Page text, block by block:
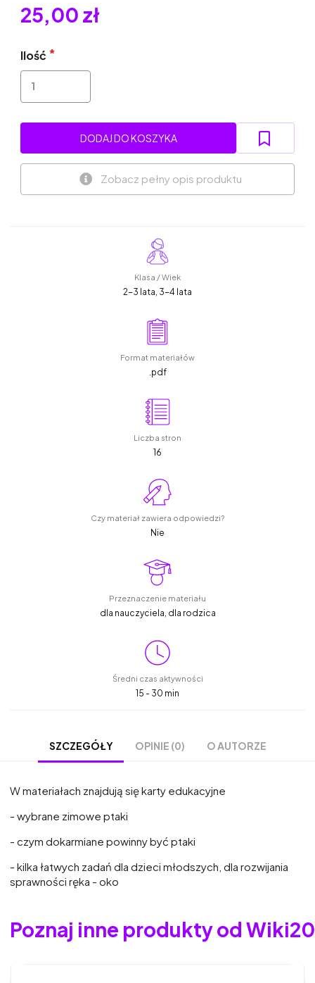
25,00 zł
Ilość
DODAJ DO KOSZYKA
Zobacz pełny opis produktu
Klasa / Wiek
2-3 lata, 3-4 lata
Format materiałów
.pdf
Liczba stron
16
Czy materiał zawiera odpowiedzi?
Nie
Przeznaczenie materiału
dla nauczyciela, dla rodzica
Średni czas aktywności
15 - 30 min
SZCZEGÓŁY OPINIE (0) O AUTORZE
W materiałach znajdują się karty edukacyjne
- wybrane zimowe ptaki
- czym dokarmiane powinny być ptaki
- kilka łatwych zadań dla dzieci młodszych, dla rozwijania
sprawności ręka - oko
Poznaj inne produkty od